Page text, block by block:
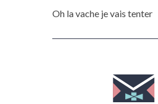
Oh la vache je vais tenter